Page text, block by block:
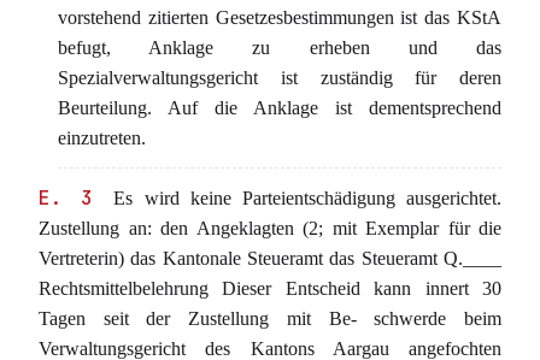
vorstehend zitierten Gesetzesbestimmungen ist das KStA
befugt, Anklage zu erheben und das
Spezialverwaltungsgericht ist zuständig für deren
Beurteilung. Auf die Anklage ist dementsprechend
einzutreten.
E. 3
Es wird keine Parteientschädigung ausgerichtet.
Zustellung an: den Angeklagten (2; mit Exemplar für die
Vertreterin) das Kantonale Steueramt das Steueramt Q.____
Rechtsmittelbelehrung Dieser Entscheid kann innert 30
Tagen seit der Zustellung mit Be- schwerde beim
Verwaltungsgericht des Kantons Aargau angefochten